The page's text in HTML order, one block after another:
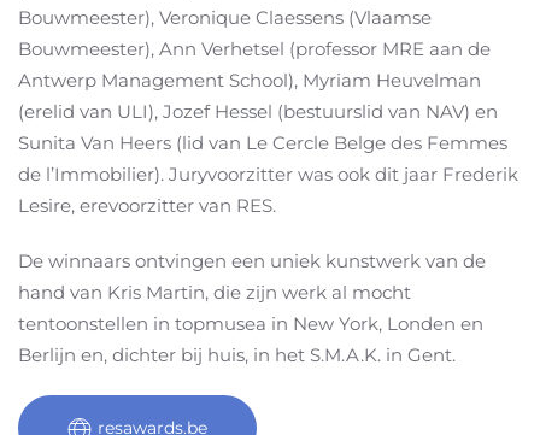
Bouwmeester), Veronique Claessens (Vlaamse
Bouwmeester), Ann Verhetsel (professor MRE aan de
Antwerp Management School), Myriam Heuvelman
(erelid van ULI), Jozef Hessel (bestuurslid van NAV) en
Sunita Van Heers (lid van Le Cercle Belge des Femmes
de l’Immobilier). Juryvoorzitter was ook dit jaar Frederik
Lesire, erevoorzitter van RES.
De winnaars ontvingen een uniek kunstwerk van de
hand van Kris Martin, die zijn werk al mocht
tentoonstellen in topmusea in New York, Londen en
Berlijn en, dichter bij huis, in het S.M.A.K. in Gent.
resawards.be